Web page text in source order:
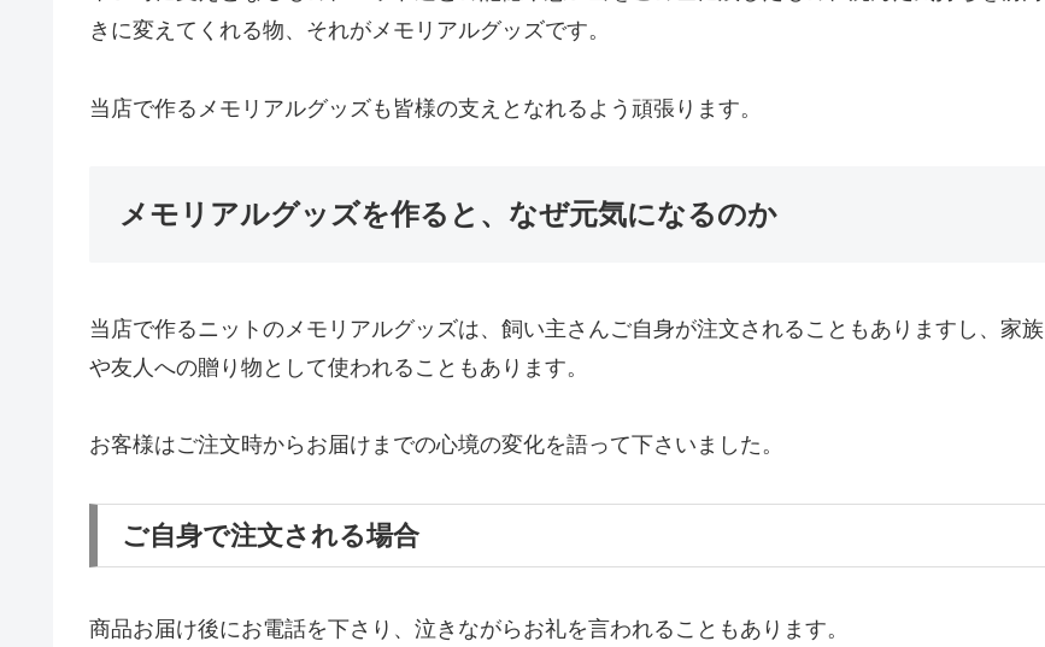
きに変えてくれる物、それがメモリアルグッズです。
当店で作るメモリアルグッズも皆様の支えとなれるよう頑張ります。
メモリアルグッズを作ると、なぜ元気になるのか
当店で作るニットのメモリアルグッズは、飼い主さんご自身が注文されることもありますし、家族
や友人への贈り物として使われることもあります。
お客様はご注文時からお届けまでの心境の変化を語って下さいました。
ご自身で注文される場合
商品お届け後にお電話を下さり、泣きながらお礼を言われることもあります。